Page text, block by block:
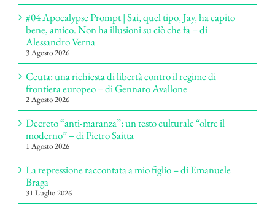
#04 Apocalypse Prompt | Sai, quel tipo, Jay, ha capito
bene, amico. Non ha illusioni su ciò che fa – di
Alessandro Verna
3 Agosto 2026
Ceuta: una richiesta di libertà contro il regime di
frontiera europeo – di Gennaro Avallone
2 Agosto 2026
Decreto “anti-maranza”: un testo culturale “oltre il
moderno” – di Pietro Saitta
1 Agosto 2026
La repressione raccontata a mio figlio – di Emanuele
Braga
31 Luglio 2026